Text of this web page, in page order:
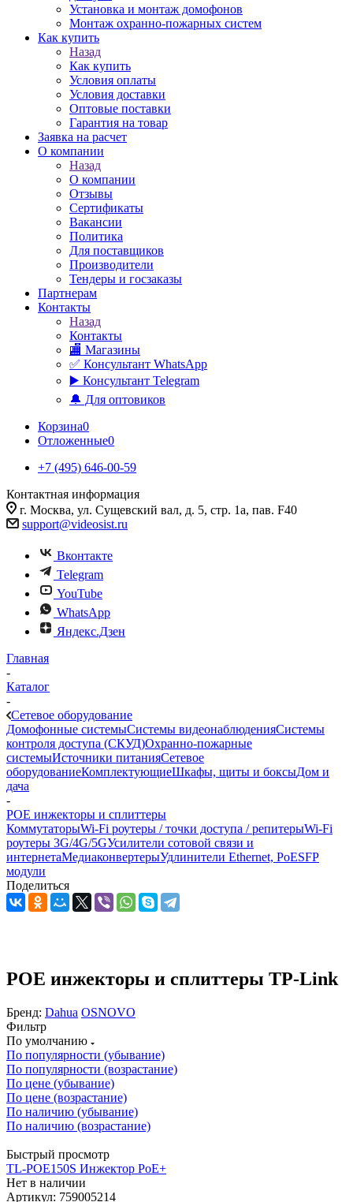
Установка и монтаж домофонов
Монтаж охранно-пожарных систем
Как купить
Назад
Как купить
Условия оплаты
Условия доставки
Оптовые поставки
Гарантия на товар
Заявка на расчет
О компании
Назад
О компании
Отзывы
Сертификаты
Вакансии
Политика
Для поставщиков
Производители
Тендеры и госзаказы
Партнерам
Контакты
Назад
Контакты
🏬 Магазины
✅️ Консультант WhatsApp
▶️ Консультант Telegram
🔔 Для оптовиков
Корзина0
Отложенные0
+7 (495) 646-00-59
Контактная информация
г. Москва, ул. Сущевский вал, д. 5, стр. 1а, пав. F40
support@videosist.ru
Вконтакте
Telegram
YouTube
WhatsApp
Яндекс.Дзен
Главная
-
Каталог
-
Сетевое оборудование
Домофонные системыСистемы видеонаблюденияСистемы
контроля доступа (СКУД)Охранно-пожарные
системыИсточники питанияСетевое
оборудованиеКомплектующиеШкафы, щиты и боксыДом и
дача
-
POE инжекторы и сплиттеры
КоммутаторыWi-Fi роутеры / точки доступа / репитерыWi-Fi
роутеры 3G/4G/5GУсилители сотовой связи и
интернетаМедиаконвертерыУдлинители Ethernet, PoESFP
модули
Поделиться
POE инжекторы и сплиттеры TP-Link
Бренд: Dahua OSNOVO
Фильтр
По умолчанию
По популярности (убывание)
По популярности (возрастание)
По цене (убывание)
По цене (возрастание)
По наличию (убывание)
По наличию (возрастание)
Быстрый просмотр
TL-POE150S Инжектор PoE+
Нет в наличии
Артикул: 759005214